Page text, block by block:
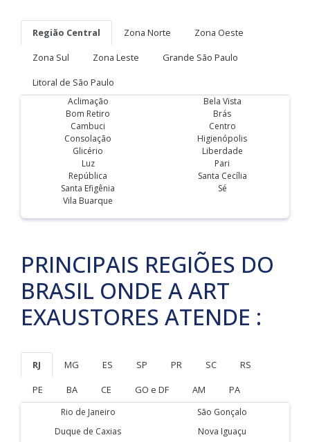
Região Central Zona Norte
Zona Oeste
Zona Sul
Zona Leste
Grande São Paulo
Litoral de São Paulo
Aclimação
Bela Vista
Bom Retiro
Brás
Cambuci
Centro
Consolação
Higienópolis
Glicério
Liberdade
Luz
Pari
República
Santa Cecília
Santa Efigênia
Sé
Vila Buarque
PRINCIPAIS REGIÕES DO
BRASIL ONDE A ART
EXAUSTORES ATENDE :
RJ MG ES SP PR SC
RS
PE
BA CE GO e DF AM PA
Rio de Janeiro
São Gonçalo
Duque de Caxias
Nova Iguaçu